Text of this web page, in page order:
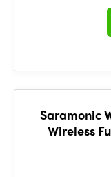
Saramonic
Wireless